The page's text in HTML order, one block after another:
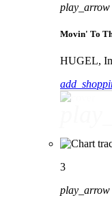
play_arrow
Movin' To
HUGEL,
3
play_arrow